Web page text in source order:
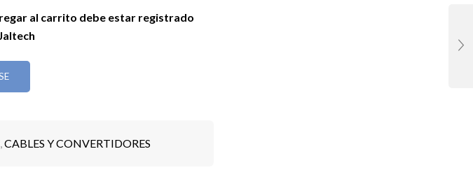
10 W
al carrito debe estar registrado
,CABLES Y CONVERTIDORES